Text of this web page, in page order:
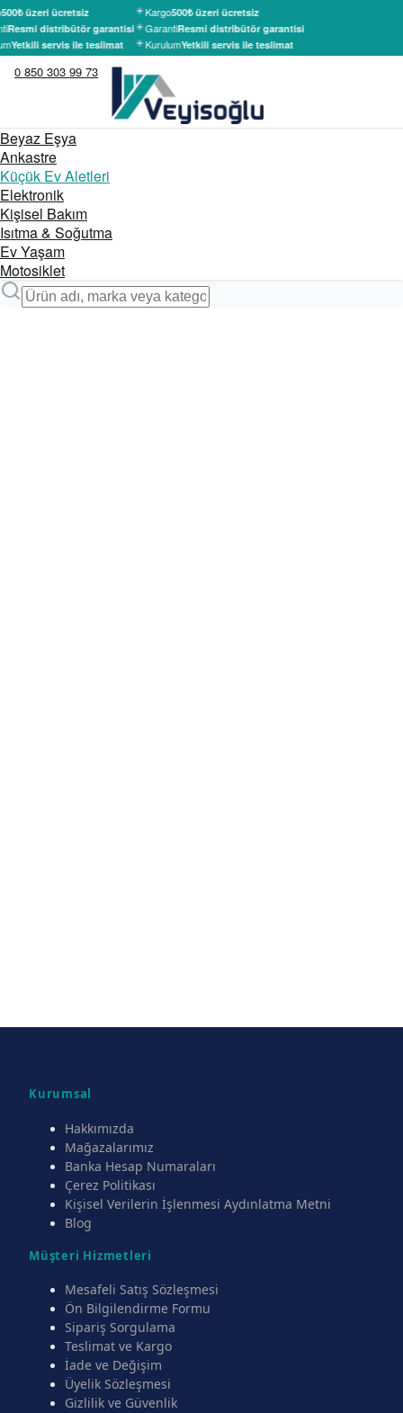
500₺ üzeri ücretsiz
Resmi distribütör garantisi
Yetkili servis ile teslimat
Kargo500₺ üzeri ücretsiz
GarantiResmi distribütör garantisi
KurulumYetkili servis ile teslimat
0 850 303 99 73
Beyaz Eşya
Ankastre
Küçük Ev Aletleri
Elektronik
Kişisel Bakım
Isıtma & Soğutma
Ev Yaşam
Motosiklet
Kurumsal
Hakkımızda
Mağazalarımız
Banka Hesap Numaraları
Çerez Politikası
Kişisel Verilerin İşlenmesi Aydınlatma Metni
Blog
Müşteri Hizmetleri
Mesafeli Satış Sözleşmesi
Ön Bilgilendirme Formu
Sipariş Sorgulama
Teslimat ve Kargo
İade ve Değişim
Üyelik Sözleşmesi
Gizlilik ve Güvenlik